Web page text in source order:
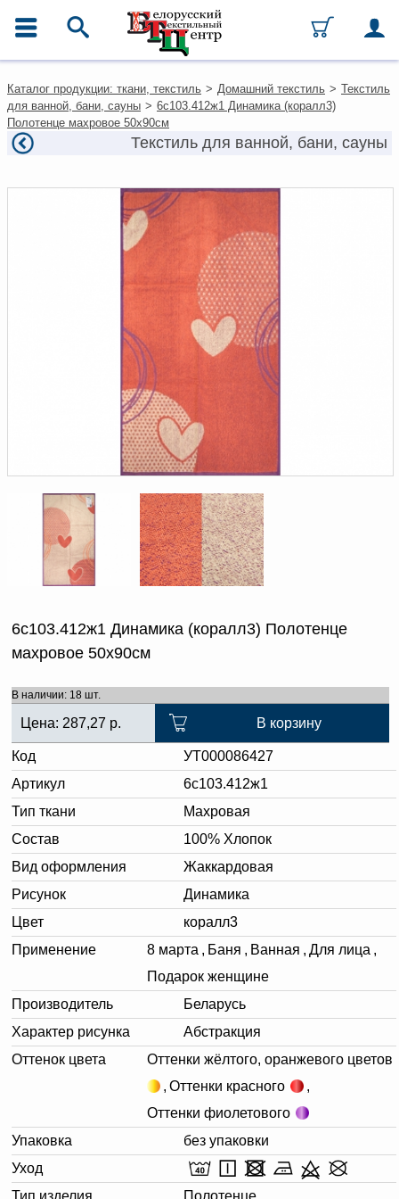
Каталог
Ткани
Домашний текстиль
Одежда
Текстиль для ресторанов и
Текстильная галантерея и
Оплата и доставка
Документы по работе с
персональными данными
Письмо руководителю
Вопросы и ответы
Новости | Статьи
Каталог продукции: ткани, текстиль > Домашний текстиль > Текстиль
для ванной, бани, сауны > 6с103.412ж1 Динамика (коралл3)
Полотенце махровое 50х90см
Текстиль для ванной, бани, сауны
6с103.412ж1 Динамика (коралл3) Полотенце
махровое 50х90см
В наличии: 18 шт.
Цена: 287,27 р. В корзину
Код
УТ000086427
Артикул
6с103.412ж1
Тип ткани
Махровая
Состав
100% Хлопок
Вид оформления
Жаккардовая
Рисунок
Динамика
Цвет
коралл3
Применение
8 марта , Баня , Ванная , Для лица ,
Подарок женщине
Производитель
Беларусь
Характер рисунка
Абстракция
Оттенок цвета
Оттенки жёлтого, оранжевого цветов
, Оттенки красного
,
Оттенки фиолетового
Упаковка
без упаковки
Уход
Тип изделия
Полотенце